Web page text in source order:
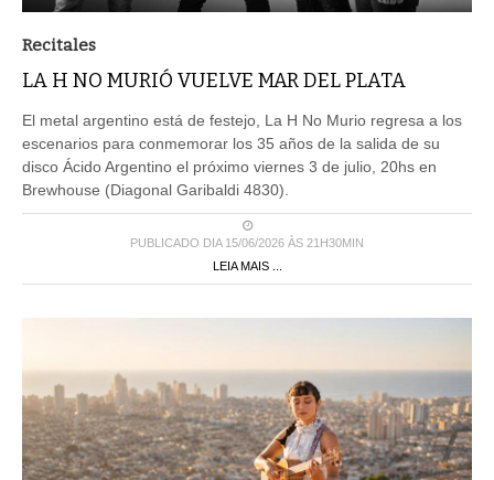
Recitales
LA H NO MURIÓ VUELVE MAR DEL PLATA
El metal argentino está de festejo, La H No Murio regresa a los
escenarios para conmemorar los 35 años de la salida de su
disco Ácido Argentino el próximo viernes 3 de julio, 20hs en
Brewhouse (Diagonal Garibaldi 4830).
PUBLICADO DIA 15/06/2026 ÀS 21H30MIN
LEIA MAIS ...